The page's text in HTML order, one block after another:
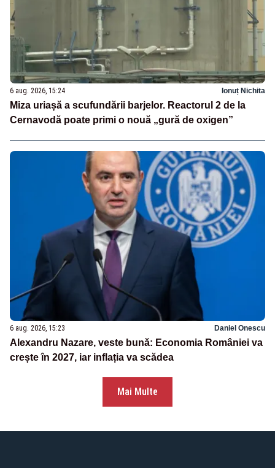
6 aug. 2026, 15:24 Ionuț Nichita
Miza uriașă a scufundării barjelor. Reactorul 2 de la
Cernavodă poate primi o nouă „gură de oxigen”
6 aug. 2026, 15:23 Daniel Onescu
Alexandru Nazare, veste bună: Economia României va
crește în 2027, iar inflația va scădea
Mai Multe